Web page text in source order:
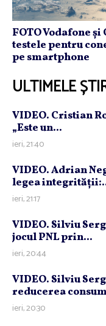
FOTO Vodafone
testele pentru
pe smartphone
ULTIMELE
VIDEO. Cristian
„Este un...
ieri, 21:40
VIDEO. Adrian
legea
ieri, 21:17
VIDEO. Silviu
jocul PNL prin...
ieri, 20:44
VIDEO. Silviu
reducerea
ieri, 20:30